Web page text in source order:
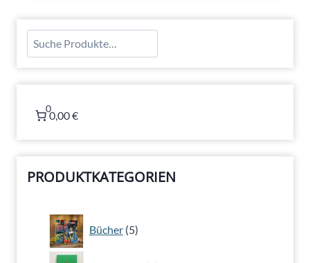
Suchen
0
0,00 €
PRODUKTKATEGORIEN
Bücher 5
Produkte